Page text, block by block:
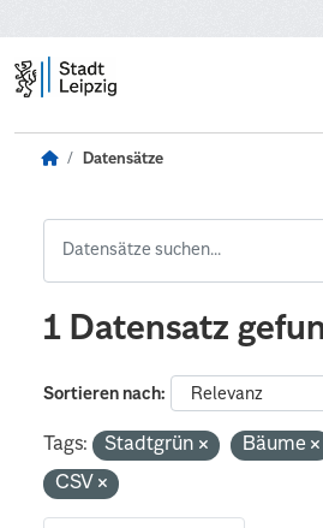
Datensätze
1 Datensatz
Sortieren nach
Tags: Stadtgrün Bäume
CSV